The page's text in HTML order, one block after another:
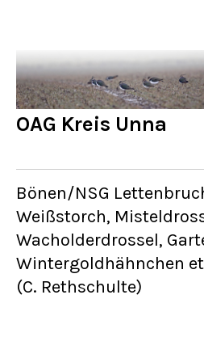
OAG Kreis Unna
Bönen/NSG
Weißstorch,
Wacholderdrossel,
Wintergoldhähnchen
(C. Rethschulte)